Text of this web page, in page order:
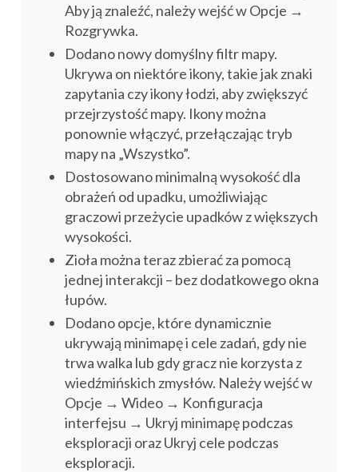
Aby ją znaleźć, należy wejść w Opcje →
Rozgrywka.
Dodano nowy domyślny filtr mapy.
Ukrywa on niektóre ikony, takie jak znaki
zapytania czy ikony łodzi, aby zwiększyć
przejrzystość mapy. Ikony można
ponownie włączyć, przełączając tryb
mapy na „Wszystko”.
Dostosowano minimalną wysokość dla
obrażeń od upadku, umożliwiając
graczowi przeżycie upadków z większych
wysokości.
Zioła można teraz zbierać za pomocą
jednej interakcji – bez dodatkowego okna
łupów.
Dodano opcje, które dynamicznie
ukrywają minimapę i cele zadań, gdy nie
trwa walka lub gdy gracz nie korzysta z
wiedźmińskich zmysłów. Należy wejść w
Opcje → Wideo → Konfiguracja
interfejsu → Ukryj minimapę podczas
eksploracji oraz Ukryj cele podczas
eksploracji.